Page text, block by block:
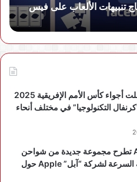
تنبيهات الألعاب على فيس
TECNO أشعلت أجواء كأس الأمم الإفريقية 2025
التكنولوجيا” في مختلف أنحاء
“آنكر” Anker تطرح مجموعة جديدة من شواحن
USB-C عالية السرعة لشركة “آبل” Apple حول